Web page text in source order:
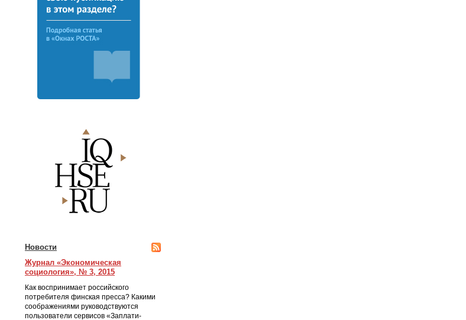
Новости
Журнал «Экономическая
социология», № 3, 2015
Как воспринимает российского
потребителя финская пресса? Какими
соображениями руководствуются
пользователи сервисов «Заплати-